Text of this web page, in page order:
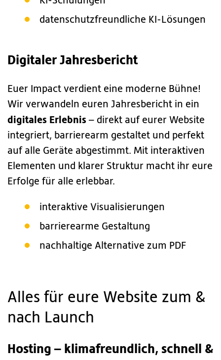
datenschutzfreundliche KI-Lösungen
Digitaler Jahresbericht
Euer Impact verdient eine moderne Bühne!
Wir verwandeln euren Jahresbericht in ein
digitales Erlebnis – direkt auf eurer Website
integriert, barrierearm gestaltet und perfekt
auf alle Geräte abgestimmt. Mit interaktiven
Elementen und klarer Struktur macht ihr eure
Erfolge für alle erlebbar.
interaktive Visualisierungen
barrierearme Gestaltung
nachhaltige Alternative zum PDF
Alles für eure Website zum &
nach Launch
Hosting – klimafreundlich, schnell &